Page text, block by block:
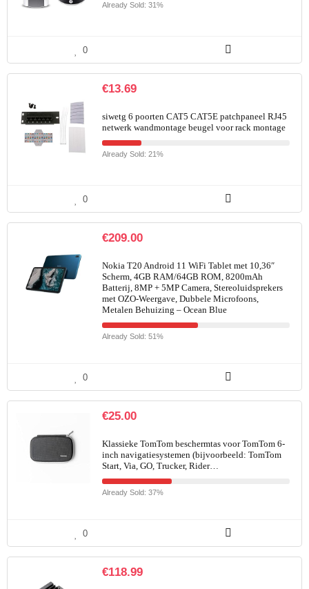
Already Sold: 31%
0
€13.69
siwetg 6 poorten CAT5 CAT5E patchpaneel RJ45
netwerk wandmontage beugel voor rack montage
Already Sold: 21%
0
€209.00
Nokia T20 Android 11 WiFi Tablet met 10,36″
Scherm, 4GB RAM/64GB ROM, 8200mAh
Batterij, 8MP + 5MP Camera, Stereoluidsprekers
met OZO-Weergave, Dubbele Microfoons,
Metalen Behuizing – Ocean Blue
Already Sold: 51%
0
€25.00
Klassieke TomTom beschermtas voor TomTom 6-
inch navigatiesystemen (bijvoorbeeld: TomTom
Start, Via, GO, Trucker, Rider…
Already Sold: 37%
0
€118.99